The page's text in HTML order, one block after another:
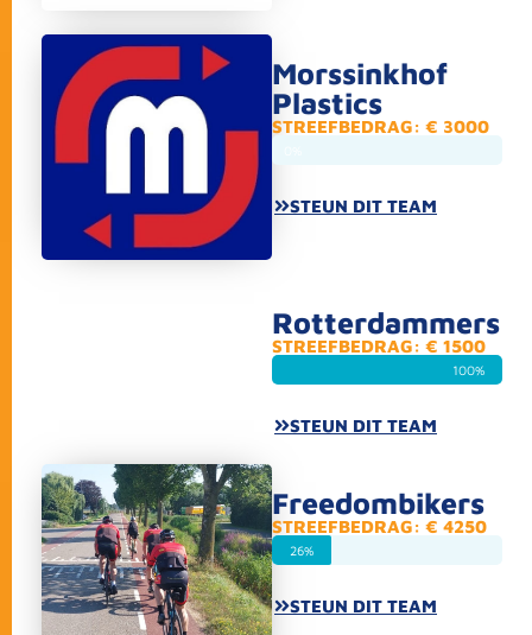
Morssinkhof
Plastics
STREEFBEDRAG: € 3000
STEUN DIT TEAM
Rotterdammers
STREEFBEDRAG: € 1500
100%
STEUN DIT TEAM
Freedombikers
STREEFBEDRAG: € 4250
26%
STEUN DIT TEAM